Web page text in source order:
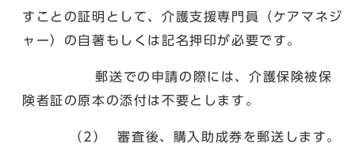
すことの証明として、介護支援専門員（ケアマネジ
ャー）の自著もしくは記名押印が必要です。
郵送での申請の際には、介護保険被保
険者証の原本の添付は不要とします。
（2） 審査後、購入助成券を郵送します。